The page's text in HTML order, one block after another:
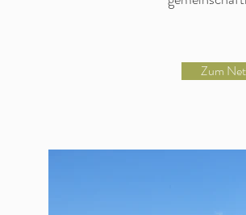
Zum